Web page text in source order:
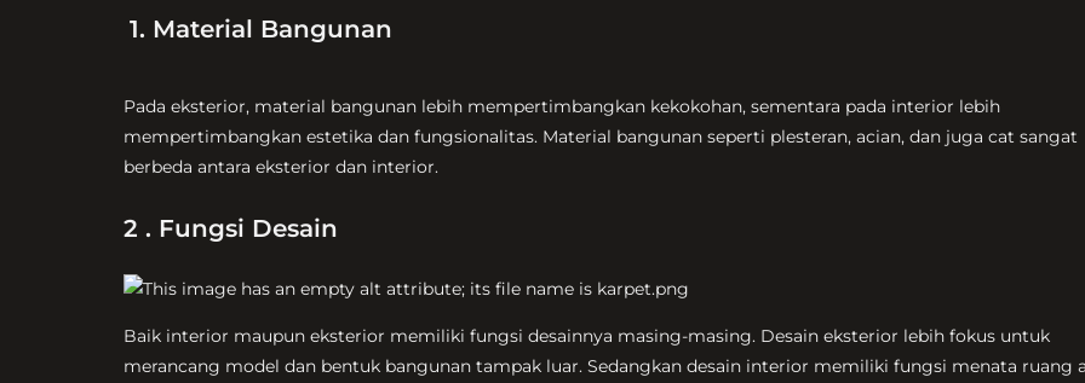
1. Material Bangunan
Pada eksterior, material bangunan lebih mempertimbangkan kekokohan, sementara pada interior lebih
mempertimbangkan estetika dan fungsionalitas. Material bangunan seperti plesteran, acian, dan juga cat sangat
berbeda antara eksterior dan interior.
2 . Fungsi Desain
Baik interior maupun eksterior memiliki fungsi desainnya masing-masing. Desain eksterior lebih fokus untuk
merancang model dan bentuk bangunan tampak luar. Sedangkan desain interior memiliki fungsi menata ruang